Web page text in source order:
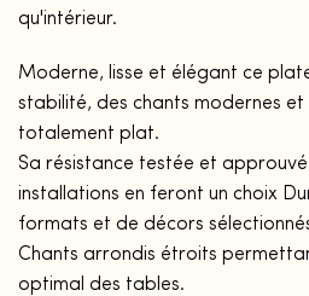
qu'intérieur.
Moderne, lisse et élégant ce
stabilité, des chants modernes et
totalement plat.
Sa résistance testée et
installations en feront un choix
formats et de décors
Chants arrondis étroits
optimal des tables.